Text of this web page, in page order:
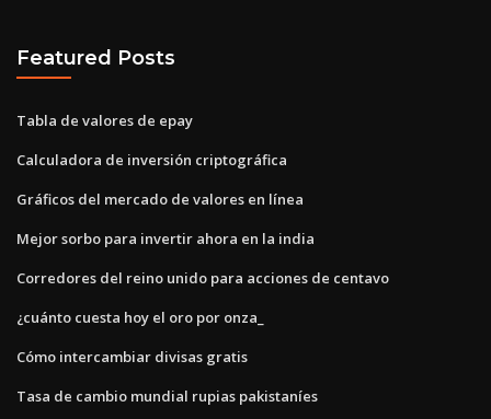
Featured Posts
Tabla de valores de epay
Calculadora de inversión criptográfica
Gráficos del mercado de valores en línea
Mejor sorbo para invertir ahora en la india
Corredores del reino unido para acciones de centavo
¿cuánto cuesta hoy el oro por onza_
Cómo intercambiar divisas gratis
Tasa de cambio mundial rupias pakistaníes